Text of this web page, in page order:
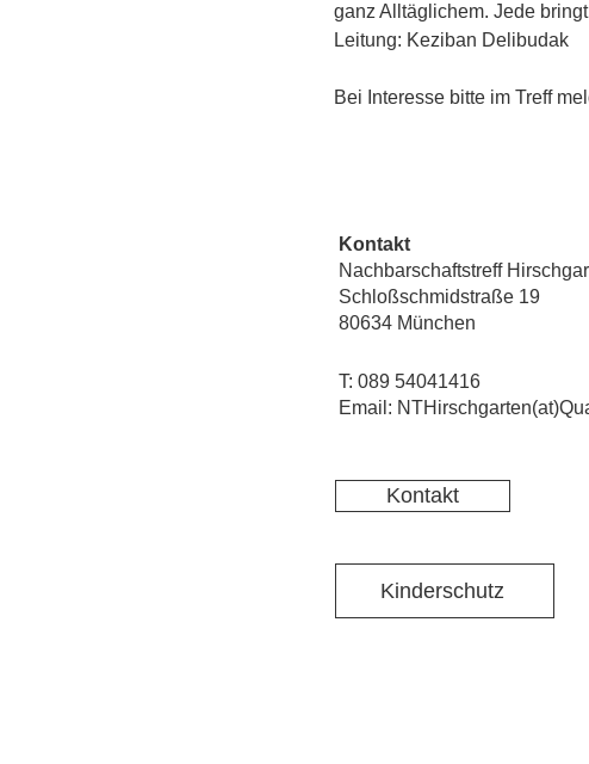
ganz Alltäglichem. Jede
Leitung: Keziban Delibudak
Bei Interesse bitte im Treff
Kontakt
Nachbarschaftstreff
Schloßschmidstraße 19
80634 München
T: 089 54041416
Email:
Kontakt
Kinderschutz